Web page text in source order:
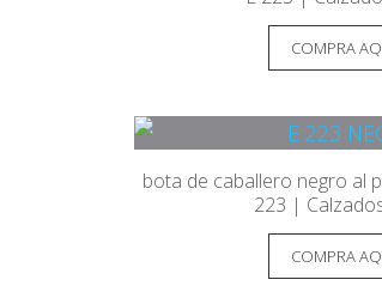
COMPRA
bota de caballero negro al
223 |
COMPRA